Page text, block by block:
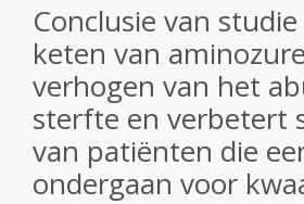
Conclusie van
keten van
verhogen van het
sterfte en verbetert
van patiënten die
ondergaan voor